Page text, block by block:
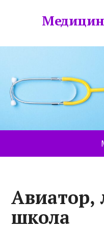
Авиатор,
школа